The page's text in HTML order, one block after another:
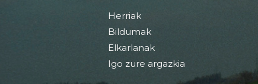
Herriak
Bildumak
Elkarlanak
Igo zure argazkia